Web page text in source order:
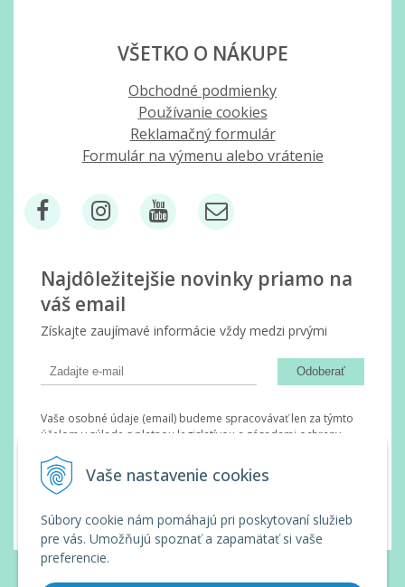
Vaše nastavenie cookies
Súbory cookie nám pomáhajú pri poskytovaní služieb
pre vás. Umožňujú spoznať a zapamätať si vaše
preferencie.
VŠETKO O NÁKUPE
Obchodné podmienky
Používanie cookies
Reklamačný formulár
Formulár na výmenu alebo vrátenie
Najdôležitejšie novinky priamo na
váš email
Získajte zaujímavé informácie vždy medzi prvými
Odoberať
Vaše osobné údaje (email) budeme spracovávať len za týmto
účelom v súlade s platnou legislatívou a zásadami ochrany
vám pošleme na váš email. Súhlas môžete kedykoľvek odvolať
písomne, emailom alebo kliknutím na odkaz z ktoréhokoľvek
informačného emailu.
© 2026 Wanda Slovakia •
spoločnostiWEBYGROUP